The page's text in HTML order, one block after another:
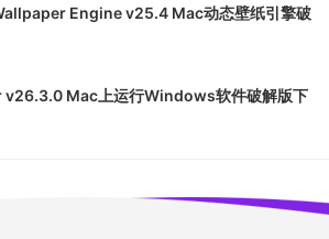
Engine v25.4 Mac动态壁纸引擎破
Mac上运行Windows软件破解版下